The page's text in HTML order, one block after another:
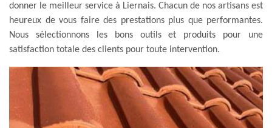
donner le meilleur service à Liernais. Chacun de nos artisans est
heureux de vous faire des prestations plus que performantes.
Nous sélectionnons les bons outils et produits pour une
satisfaction totale des clients pour toute intervention.